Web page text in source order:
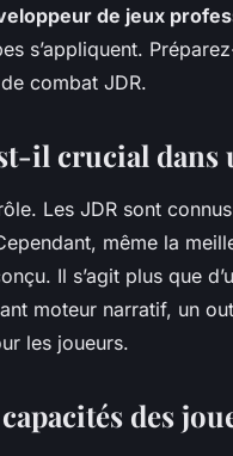
de jeux
s’appliquent.
combat JDR.
il crucial dans
Les JDR sont
même la
Il s’agit plus que
moteur narratif, un
les joueurs.
des